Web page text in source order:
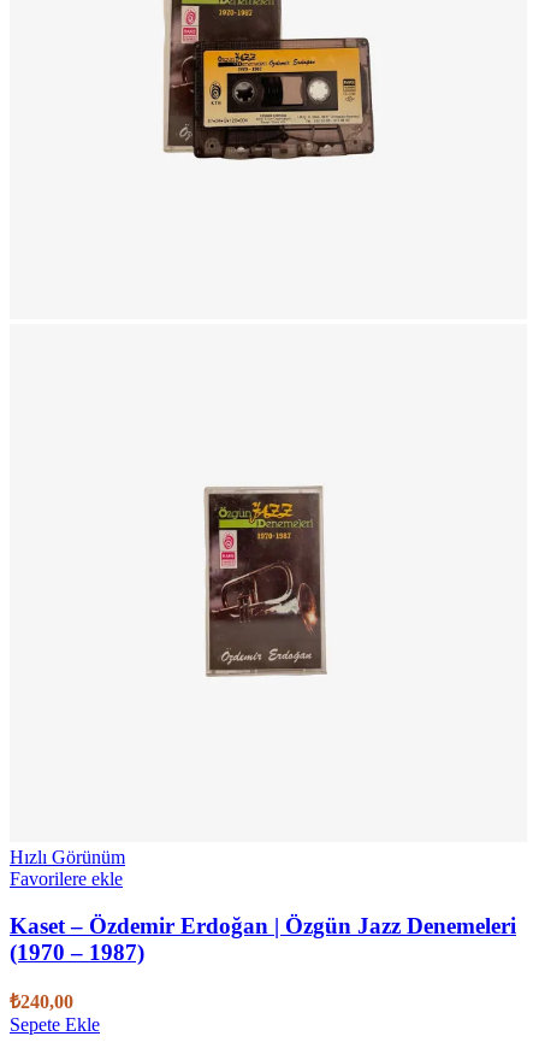
Hızlı Görünüm
Favorilere ekle
Kaset – Özdemir Erdoğan | Özgün Jazz Denemeleri
(1970 – 1987)
₺240,00
Sepete Ekle